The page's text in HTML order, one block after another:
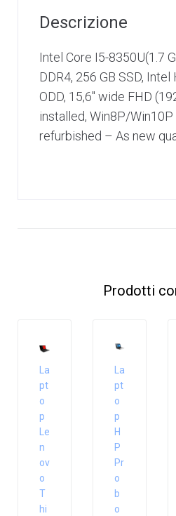
Descrizione
Intel Core I5-8350U(1.7
DDR4, 256 GB SSD,
ODD, 15,6″ wide FHD
installed, Win8P/Win10P
refurbished – As new
Prodotti
La
pt
o
p
Le
n
ov
o
T
hi
La
pt
o
p
H
P
Pr
o
b
o